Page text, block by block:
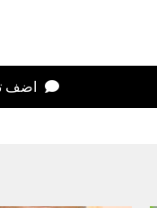
اضف